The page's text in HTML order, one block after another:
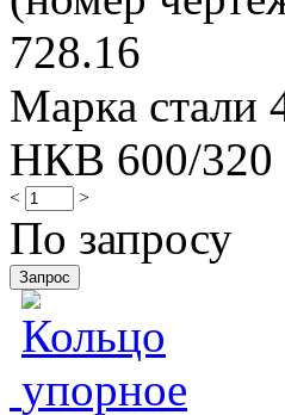
728.16
Марка стали
НКВ 600/320
< >
По запросу